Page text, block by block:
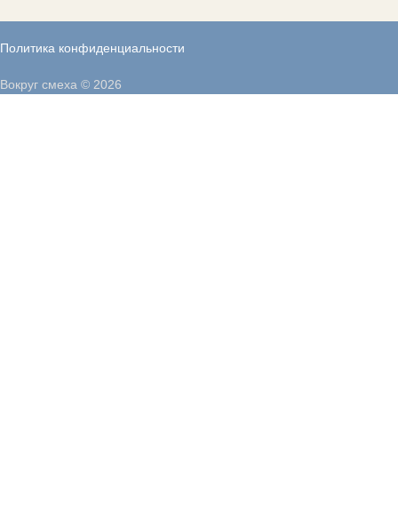
Политика конфиденциальности
Вокруг смеха © 2026